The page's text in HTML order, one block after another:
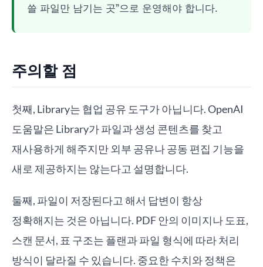
쓸 파일만 남기는 곳”으로 운영해야 합니다.
주의할 점
첫째, Library는 협업 공유 도구가 아닙니다. OpenAI
도움말은 Library가 파일과 생성 콘텐츠를 찾고
재사용하게 해주지만 외부 공유나 공동 편집 기능을
새로 제공하지는 않는다고 설명합니다.
둘째, 파일이 저장된다고 해서 답변이 항상
정확해지는 것은 아닙니다. PDF 안의 이미지나 도표,
스캔 문서, 표 구조는 플랜과 파일 형식에 따라 처리
방식이 달라질 수 있습니다. 중요한 수치와 정책은